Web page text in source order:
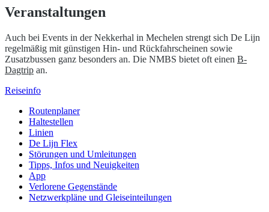
Veranstaltungen
Auch bei Events in der Nekkerhal in Mechelen strengt sich De Lijn
regelmäßig mit günstigen Hin- und Rückfahrscheinen sowie
Zusatzbussen ganz besonders an. Die NMBS bietet oft einen B-
Dagtrip an.
Reiseinfo
Routenplaner
Haltestellen
Linien
De Lijn Flex
Störungen und Umleitungen
Tipps, Infos und Neuigkeiten
App
Verlorene Gegenstände
Netzwerkpläne und Gleiseinteilungen